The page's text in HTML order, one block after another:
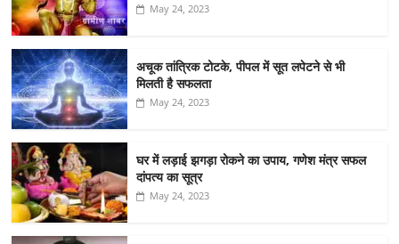
May 24, 2023
अचूक तांत्रिक टोटके, पीपल में सूत लपेटने से भी
मिलती है सफलता
May 24, 2023
घर में लड़ाई झगड़ा रोकने का उपाय, गणेश मंत्र सफल
दांपत्य का सूत्र
May 24, 2023